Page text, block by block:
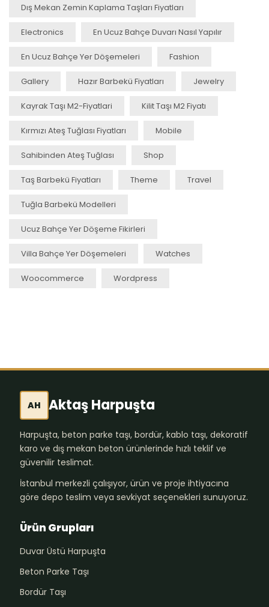
Dış Mekan Zemin Kaplama Taşları Fiyatları
Electronics En Ucuz Bahçe Duvarı Nasıl Yapılır
En Ucuz Bahçe Yer Döşemeleri Fashion
Gallery Hazır Barbekü Fiyatları Jewelry
Kayrak Taşı M2-Fiyatlari Kilit Taşı M2 Fiyatı
Kırmızı Ateş Tuğlası Fiyatları Mobile
Sahibinden Ateş Tuğlası Shop
Taş Barbekü Fiyatları Theme Travel
Tuğla Barbekü Modelleri
Ucuz Bahçe Yer Döşeme Fikirleri
Villa Bahçe Yer Döşemeleri Watches
Woocommerce Wordpress
AH Aktaş Harpuşta
Harpuşta, beton parke taşı, bordür, kablo taşı, dekoratif
karo ve dış mekan beton ürünlerinde hızlı teklif ve
güvenilir teslimat.
İstanbul merkezli çalışıyor, ürün ve proje ihtiyacına
göre depo teslim veya sevkiyat seçenekleri sunuyoruz.
Ürün Grupları
Duvar Üstü Harpuşta
Beton Parke Taşı
Bordür Taşı